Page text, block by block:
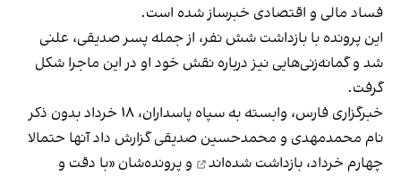
فساد مالی و اقتصادی خبرساز شده است.
این پرونده با بازداشت شش نفر، از جمله پسر صدیقی، علنی
شد و گمانه‌زنی‌هایی نیز درباره نقش خود او در این ماجرا شکل
گرفت.
خبرگزاری فارس، وابسته به سپاه پاسداران، ۱۸ خرداد بدون ذکر
نام محمدمهدی و محمدحسین صدیقی گزارش داد آنها حتمالا
چهارم خرداد، بازداشت شده‌اند
و پرونده‌شان «با دقت و